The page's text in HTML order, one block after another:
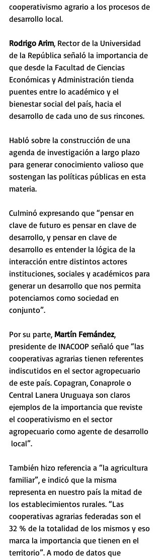
cooperativismo agrario a los procesos de
desarrollo local.
Rodrigo Arim, Rector de la Universidad
de la República señaló la importancia de
que desde la Facultad de Ciencias
Económicas y Administración tienda
puentes entre lo académico y el
bienestar social del país, hacia el
desarrollo de cada uno de sus rincones.
Habló sobre la construcción de una
agenda de investigación a largo plazo
para generar conocimiento valioso que
sostengan las políticas públicas en esta
materia.
Culminó expresando que “pensar en
clave de futuro es pensar en clave de
desarrollo, y pensar en clave de
desarrollo es entender la lógica de la
interacción entre distintos actores
instituciones, sociales y académicos para
generar un desarrollo que nos permita
potenciarnos como sociedad en
conjunto”.
Por su parte, Martín Fernández,
presidente de INACOOP señaló que “las
cooperativas agrarias tienen referentes
indiscutidos en el sector agropecuario
de este país. Copagran, Conaprole o
Central Lanera Uruguaya son claros
ejemplos de la importancia que reviste
el cooperativismo en el sector
agropecuario como agente de desarrollo
local”.
También hizo referencia a “la agricultura
familiar”, e indicó que la misma
representa en nuestro país la mitad de
los establecimientos rurales. “Las
cooperativas agrarias federadas son el
32 % de la totalidad de los mismos y eso
marca la importancia que tienen en el
territorio”. A modo de datos que